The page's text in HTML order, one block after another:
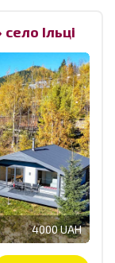
Ільці
4000 UAH